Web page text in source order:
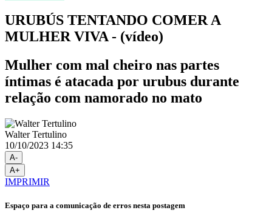
URUBÚS TENTANDO COMER A
MULHER VIVA - (vídeo)
Mulher com mal cheiro nas partes
íntimas é atacada por urubus durante
relação com namorado no mato
Walter Tertulino
10/10/2023 14:35
A-
A+
IMPRIMIR
Espaço para a comunicação de erros nesta postagem